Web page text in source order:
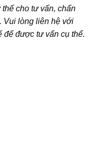
cho tư vấn, chẩn
Vui lòng liên hệ với
để được tư vấn cụ thể.